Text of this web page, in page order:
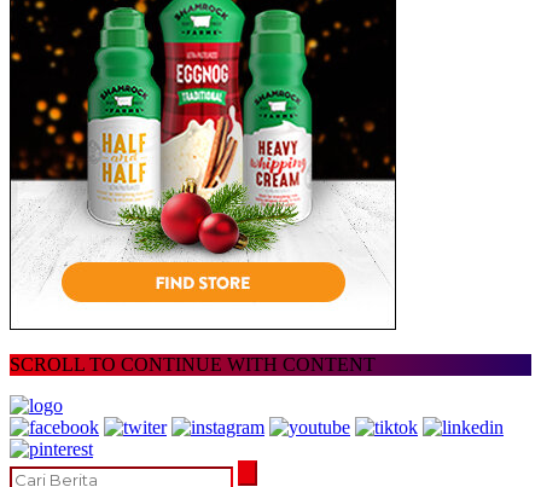
SCROLL TO CONTINUE WITH CONTENT